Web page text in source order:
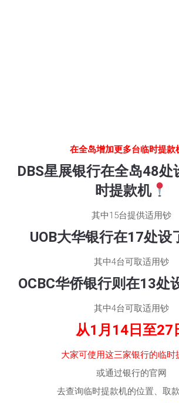
在全岛增加更多台临时提款
DBS星展银行在全岛48处
时提款机
其中15台提供适用钞
UOB大华银行在17处设
其中4台可取适用钞
OCBC华侨银行则在13处
其中4台可取适用钞
从1月14日至27
大家可使用这三家银行的临时
或通过银行的官网
去查询临时提款机的位置、取款